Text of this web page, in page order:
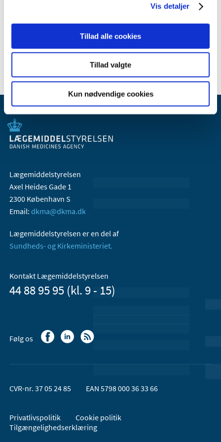
Vis detaljer
Tillad alle cookies
Tillad valgte
Kun nødvendige cookies
juli (2)
2005 (2)
Lægemiddelstyrelsen
Axel Heides Gade 1
2300 København S
Email: dkma@dkma.dk
Lægemiddelstyrelsen er en del af
Sundheds- og Kirkeministeriet.
Kontakt Lægemiddelstyrelsen
44 88 95 95 (kl. 9 - 15)
Følg os
CVR-nr. 37 05 24 85 EAN 5798 000 36 33 66
Privatlivspolitik
Cookie politik
Tilgængelighedserklæring